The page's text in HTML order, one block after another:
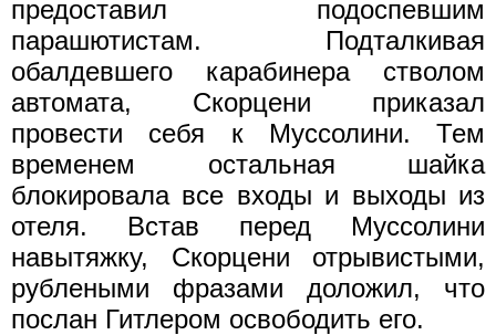
предоставил подоспевшим
парашютистам. Подталкивая
обалдевшего карабинера стволом
автомата, Скорцени приказал
провести себя к Муссолини. Тем
временем остальная шайка
блокировала все входы и выходы из
отеля. Встав перед Муссолини
навытяжку, Скорцени отрывистыми,
рублеными фразами доложил, что
послан Гитлером освободить его.